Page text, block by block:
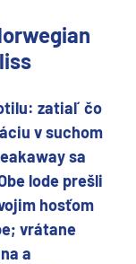
zatiaľ čo
v suchom
sa
lode prešli
hosťom
vrátane
a